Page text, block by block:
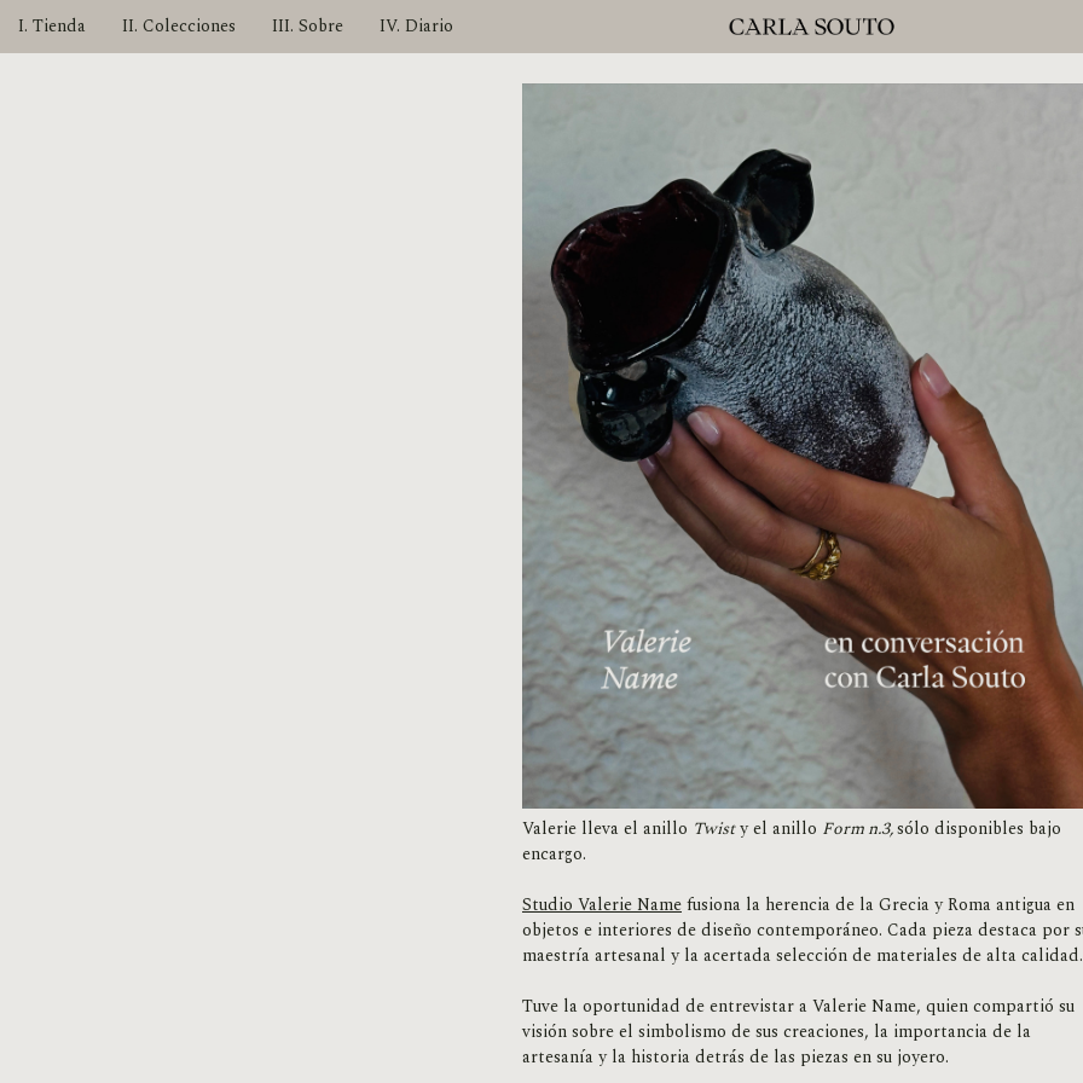
I. Tienda II. Colecciones III. Sobre IV. Diario
Valerie lleva el anillo Twisty el anillo Form n.3,sólo disponibles bajo
encargo.
Studio Valerie Namefusiona la herencia de la Grecia y Roma antigua en
objetos e interiores de diseño contemporáneo. Cada pieza destaca por
maestría artesanal y la acertada selección de materiales de alta calidad.
Tuve la oportunidad de entrevistar a Valerie Name, quien compartió su
visión sobre el simbolismo de sus creaciones, la importancia de la
artesanía y la historia detrás de las piezas en su joyero.